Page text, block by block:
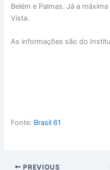
Belém e Palmas. Já a
Vista.
As informações são do
Fonte: Brasil 61
PREVIOUS